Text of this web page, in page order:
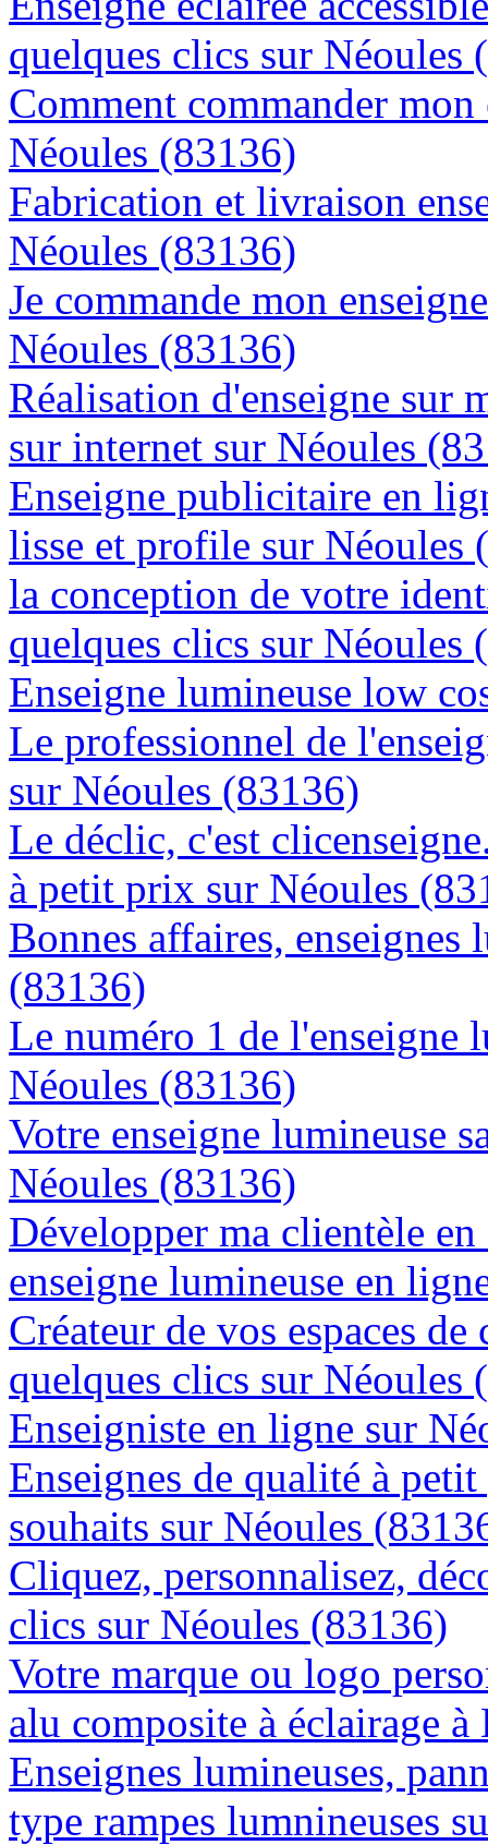
quelques clics sur Néoules
Comment commander
Néoules (83136)
Fabrication et livraison
Néoules (83136)
Je commande mon
Néoules (83136)
Réalisation d'enseigne sur
sur internet sur Néoules
Enseigne publicitaire en
lisse et profile sur Néoules
la conception de votre
quelques clics sur Néoules
Enseigne lumineuse low
Le professionnel de
sur Néoules (83136)
Le déclic, c'est
à petit prix sur Néoules
Bonnes affaires, enseignes
(83136)
Le numéro 1 de l'enseigne
Néoules (83136)
Votre enseigne lumineuse
Néoules (83136)
Développer ma clientèle
enseigne lumineuse en
Créateur de vos espaces
quelques clics sur Néoules
Enseigniste en ligne sur
Enseignes de qualité à
souhaits sur Néoules
Cliquez, personnalisez,
clics sur Néoules (83136)
Votre marque ou logo
alu composite à éclairage
Enseignes lumineuses,
type rampes lumnineuses